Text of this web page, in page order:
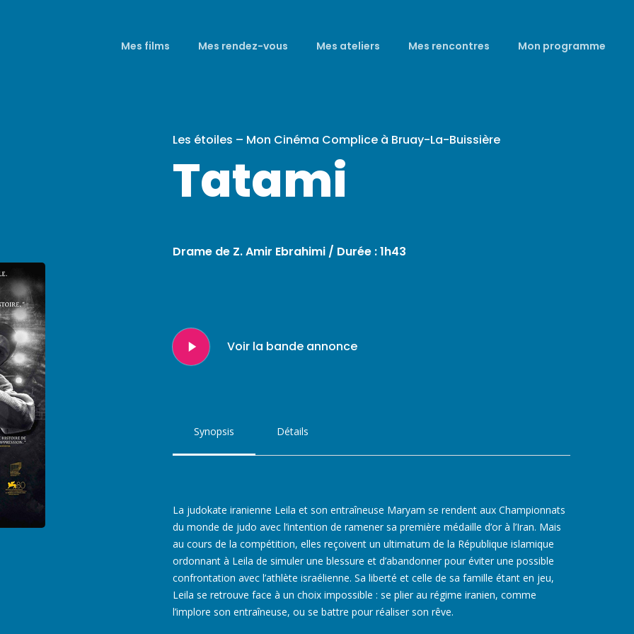
Mes films Mes rendez-vous Mes ateliers Mes rencontres Mon programme
Les étoiles – Mon Cinéma Complice à Bruay-La-Buissière
Tatami
Drame de Z. Amir Ebrahimi / Durée : 1h43
Play
Video
Voir la bande annonce
Synopsis Détails
La judokate iranienne Leila et son entraîneuse Maryam se rendent aux Championnats
du monde de judo avec l’intention de ramener sa première médaille d’or à l’Iran. Mais
au cours de la compétition, elles reçoivent un ultimatum de la République islamique
ordonnant à Leila de simuler une blessure et d’abandonner pour éviter une possible
confrontation avec l’athlète israélienne. Sa liberté et celle de sa famille étant en jeu,
Leila se retrouve face à un choix impossible : se plier au régime iranien, comme
l’implore son entraîneuse, ou se battre pour réaliser son rêve.